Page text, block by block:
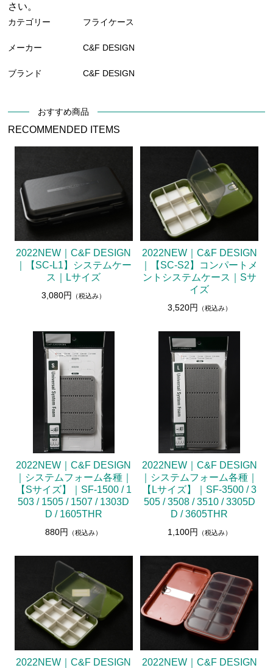
さい。
カテゴリー フライケース
メーカー C&F DESIGN
ブランド C&F DESIGN
おすすめ商品
RECOMMENDED ITEMS
2022NEW｜C&F DESIGN
｜【SC-L1】システムケー
ス｜Lサイズ
3,080円 （税込み）
2022NEW｜C&F DESIGN
｜【SC-S2】コンパートメ
ントシステムケース｜Sサ
イズ
3,520円 （税込み）
2022NEW｜C&F DESIGN
｜システムフォーム各種｜
【Sサイズ】｜SF-1500 / 1
503 / 1505 / 1507 / 1303D
D / 1605THR
880円 （税込み）
2022NEW｜C&F DESIGN
｜システムフォーム各種｜
【Lサイズ】｜SF-3500 / 3
505 / 3508 / 3510 / 3305D
D / 3605THR
1,100円 （税込み）
2022NEW｜C&F DESIGN
2022NEW｜C&F DESIGN